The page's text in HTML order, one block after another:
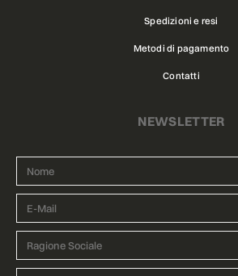
Spedizioni e resi
Metodi di pagamento
Contatti
NEWSLETTER